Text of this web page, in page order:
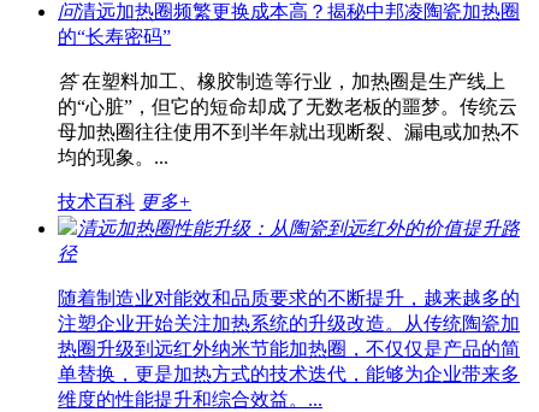
问清远加热圈频繁更换成本高？揭秘中邦凌陶瓷加热圈
的“长寿密码”
答在塑料加工、橡胶制造等行业，加热圈是生产线上
的“心脏”，但它的短命却成了无数老板的噩梦。传统云
母加热圈往往使用不到半年就出现断裂、漏电或加热不
均的现象。...
技术百科 更多+
清远加热圈性能升级：从陶瓷到远红外的价值提升路
径
随着制造业对能效和品质要求的不断提升，越来越多的
注塑企业开始关注加热系统的升级改造。从传统陶瓷加
热圈升级到远红外纳米节能加热圈，不仅仅是产品的简
单替换，更是加热方式的技术迭代，能够为企业带来多
维度的性能提升和综合效益。...